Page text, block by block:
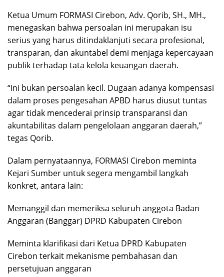
Ketua Umum FORMASI Cirebon, Adv. Qorib, SH., MH.,
menegaskan bahwa persoalan ini merupakan isu
serius yang harus ditindaklanjuti secara profesional,
transparan, dan akuntabel demi menjaga kepercayaan
publik terhadap tata kelola keuangan daerah.
“Ini bukan persoalan kecil. Dugaan adanya kompensasi
dalam proses pengesahan APBD harus diusut tuntas
agar tidak mencederai prinsip transparansi dan
akuntabilitas dalam pengelolaan anggaran daerah,”
tegas Qorib.
Dalam pernyataannya, FORMASI Cirebon meminta
Kejari Sumber untuk segera mengambil langkah
konkret, antara lain:
Memanggil dan memeriksa seluruh anggota Badan
Anggaran (Banggar) DPRD Kabupaten Cirebon
Meminta klarifikasi dari Ketua DPRD Kabupaten
Cirebon terkait mekanisme pembahasan dan
persetujuan anggaran